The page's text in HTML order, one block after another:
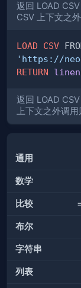
返回 LOAD
CSV 上下文之
LOAD CSV
'https://
RETURN
返回 LOAD
上下文之外调用
通用
数学
比较
布尔
字符串
列表